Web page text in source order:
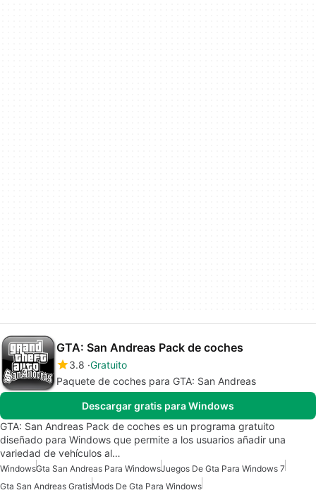
GTA: San Andreas Pack de coches
3.8 Gratuito
Paquete de coches para GTA: San Andreas
Descargar gratis para Windows
GTA: San Andreas Pack de coches es un programa gratuito
diseñado para Windows que permite a los usuarios añadir una
variedad de vehículos al…
WindowsGta San Andreas Para WindowsJuegos De Gta Para Windows 7
Gta San Andreas GratisMods De Gta Para Windows